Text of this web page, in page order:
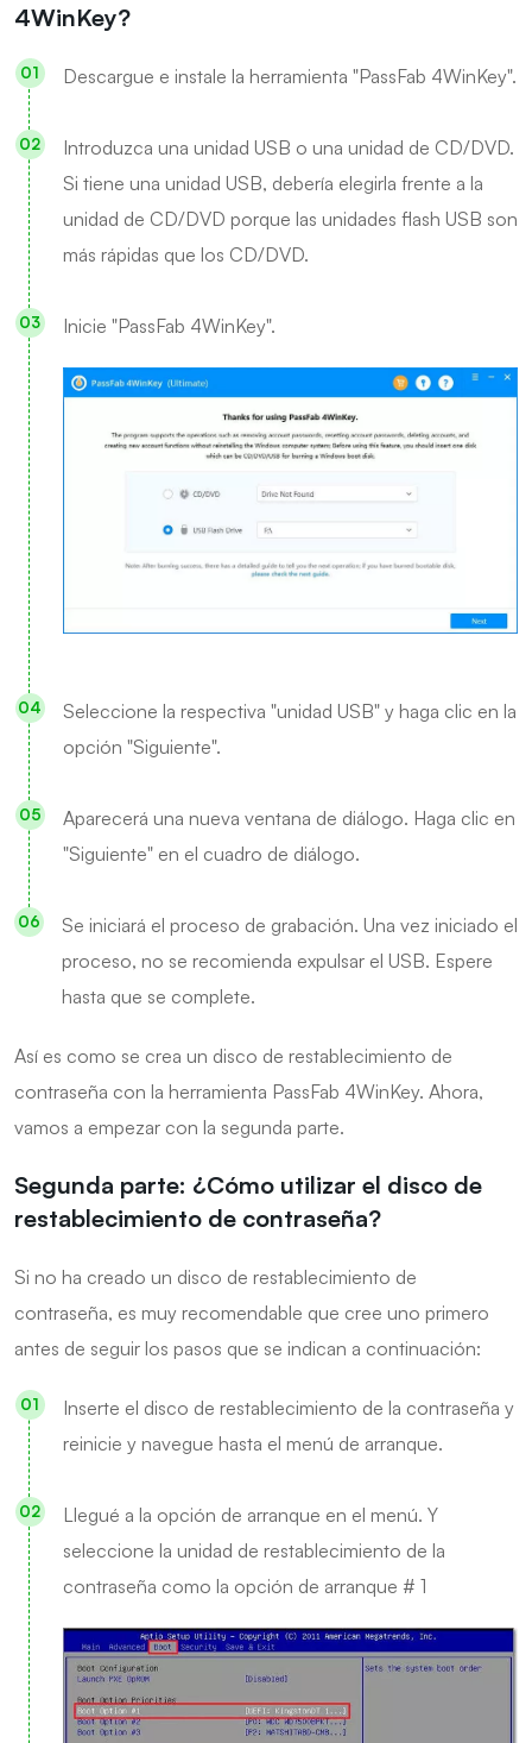
4WinKey?
Descargue e instale la herramienta "PassFab 4WinKey".
Introduzca una unidad USB o una unidad de CD/DVD.
Si tiene una unidad USB, debería elegirla frente a la
unidad de CD/DVD porque las unidades flash USB son
más rápidas que los CD/DVD.
Inicie "PassFab 4WinKey".
Seleccione la respectiva "unidad USB" y haga clic en la
opción "Siguiente".
Aparecerá una nueva ventana de diálogo. Haga clic en
"Siguiente" en el cuadro de diálogo.
Se iniciará el proceso de grabación. Una vez iniciado el
proceso, no se recomienda expulsar el USB. Espere
hasta que se complete.
Así es como se crea un disco de restablecimiento de
contraseña con la herramienta PassFab 4WinKey. Ahora,
vamos a empezar con la segunda parte.
Segunda parte: ¿Cómo utilizar el disco de
restablecimiento de contraseña?
Si no ha creado un disco de restablecimiento de
contraseña, es muy recomendable que cree uno primero
antes de seguir los pasos que se indican a continuación:
Inserte el disco de restablecimiento de la contraseña y
reinicie y navegue hasta el menú de arranque.
Llegué a la opción de arranque en el menú. Y
seleccione la unidad de restablecimiento de la
contraseña como la opción de arranque # 1